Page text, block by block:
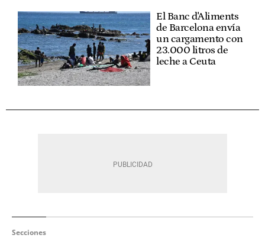
El Banc d'Aliments
de Barcelona envía
un cargamento con
23.000 litros de
leche a Ceuta
Secciones